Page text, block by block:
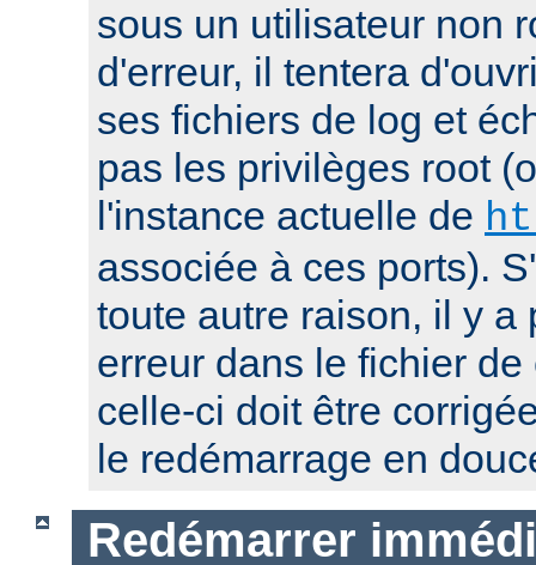
sous un utilisateur non
d'erreur, il tentera
ses fichiers de log et
pas les privilèges root
l'instance actuelle de
associée à ces ports).
toute autre raison, il y a
erreur dans le fichier
celle-ci doit être
le redémarrage en
Redémarrer